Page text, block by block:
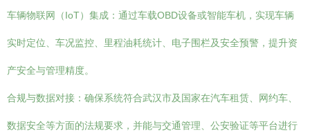
车辆物联网（IoT）集成：通过车载OBD设备或智能车机，实现车辆
实时定位、车况监控、里程油耗统计、电子围栏及安全预警，提升资
产安全与管理精度。
合规与数据对接：确保系统符合武汉市及国家在汽车租赁、网约车、
数据安全等方面的法规要求，并能与交通管理、公安验证等平台进行